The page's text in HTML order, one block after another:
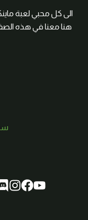
الى كل محبي لعبة
هنا معنا في هذه